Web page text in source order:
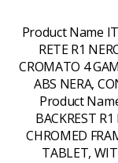
Product Name
RETE R1
CROMATO 4
ABS NERA,
Product
BACKREST
CHROMED
TABLET,